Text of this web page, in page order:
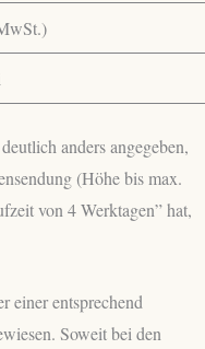
anders angegeben,
(Höhe bis max.
von 4 Werktagen” hat,
einer entsprechend
Soweit bei den